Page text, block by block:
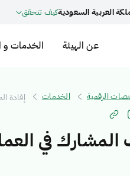
العربية السعوديةكيف تتحقق
عن الهيئة الخدمات و
الرقمية الخدمات إفادة
في